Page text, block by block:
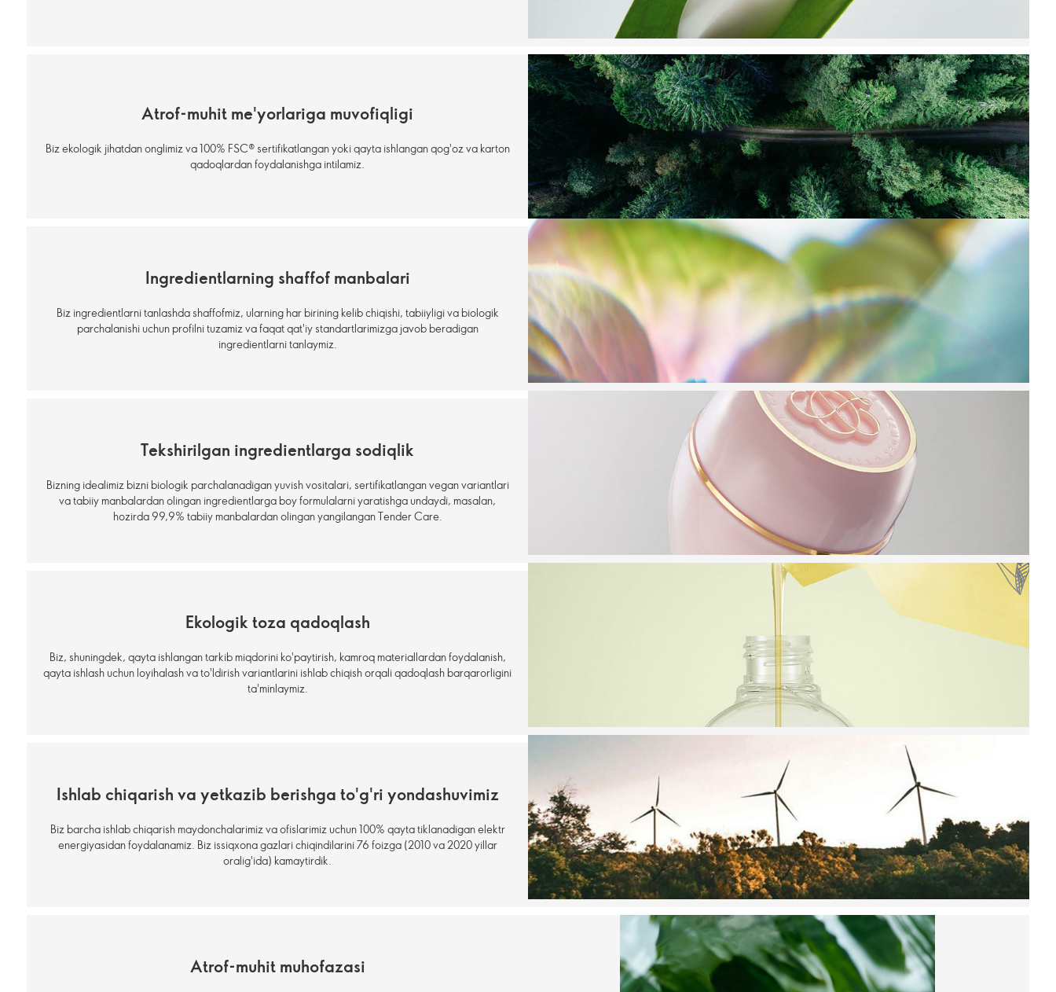
Atrof-muhit me'yorlariga muvofiqligi
Biz ekologik jihatdan onglimiz va 100% FSC® sertifikatlangan yoki qayta ishlangan qog'oz va karton
qadoqlardan foydalanishga intilamiz.
Ingredientlarning shaffof manbalari
Biz ingredientlarni tanlashda shaffofmiz, ularning har birining kelib chiqishi, tabiiyligi va biologik
parchalanishi uchun profilni tuzamiz va faqat qat'iy standartlarimizga javob beradigan
ingredientlarni tanlaymiz.
Tekshirilgan ingredientlarga sodiqlik
Bizning idealimiz bizni biologik parchalanadigan yuvish vositalari, sertifikatlangan vegan variantlari
va tabiiy manbalardan olingan ingredientlarga boy formulalarni yaratishga undaydi, masalan,
hozirda 99,9% tabiiy manbalardan olingan yangilangan Tender Care.
Ekologik toza qadoqlash
Biz, shuningdek, qayta ishlangan tarkib miqdorini ko'paytirish, kamroq materiallardan foydalanish,
qayta ishlash uchun loyihalash va to'ldirish variantlarini ishlab chiqish orqali qadoqlash barqarorligini
ta'minlaymiz.
Ishlab chiqarish va yetkazib berishga to'g'ri yondashuvimiz
Biz barcha ishlab chiqarish maydonchalarimiz va ofislarimiz uchun 100% qayta tiklanadigan elektr
energiyasidan foydalanamiz. Biz issiqxona gazlari chiqindilarini 76 foizga (2010 va 2020 yillar
oralig'ida) kamaytirdik.
Аtrof-muhit muhofazasi